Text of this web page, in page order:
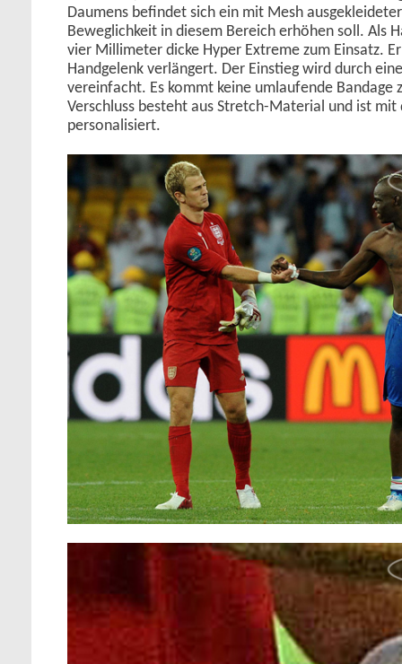
Daumens befindet sich ein mit Mesh
Beweglichkeit in diesem Bereich erhöhen soll. Als
vier Millimeter dicke Hyper Extreme zum Einsatz.
Handgelenk verlängert. Der Einstieg wird durch
vereinfacht. Es kommt keine umlaufende Bandage
Verschluss besteht aus Stretch-Material und ist mit
personalisiert.